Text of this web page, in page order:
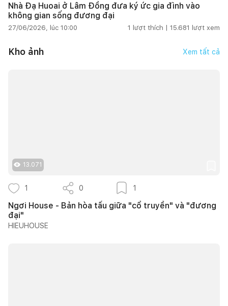
Nhà Đạ Huoai ở Lâm Đồng đưa ký ức gia đình vào
không gian sống đương đại
27/06/2026, lúc 10:00 1 lượt thích | 15.681 lượt xem
Kho ảnh Xem tất cả
13.071
1 0 1
Ngơi House - Bản hòa tấu giữa "cổ truyền" và "đương
đại"
HIEUHOUSE